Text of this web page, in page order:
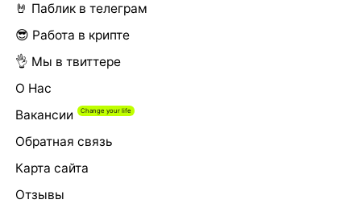
🤘 Паблик в телеграм
😎 Работа в крипте
👌 Мы в твиттере
О Нас
Вакансии
Обратная связь
Карта сайта
Отзывы